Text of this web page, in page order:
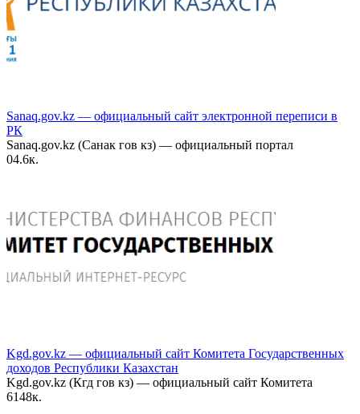
Sanaq.gov.kz — официальный сайт электронной переписи в
РК
Sanaq.gov.kz (Санак гов кз) — официальный портал
04.6к.
Kgd.gov.kz — официальный сайт Комитета Государственных
доходов Республики Казахстан
Kgd.gov.kz (Кгд гов кз) — официальный сайт Комитета
6148к.